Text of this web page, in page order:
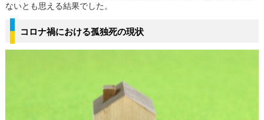
ないとも思える結果でした。
コロナ禍における孤独死の現状